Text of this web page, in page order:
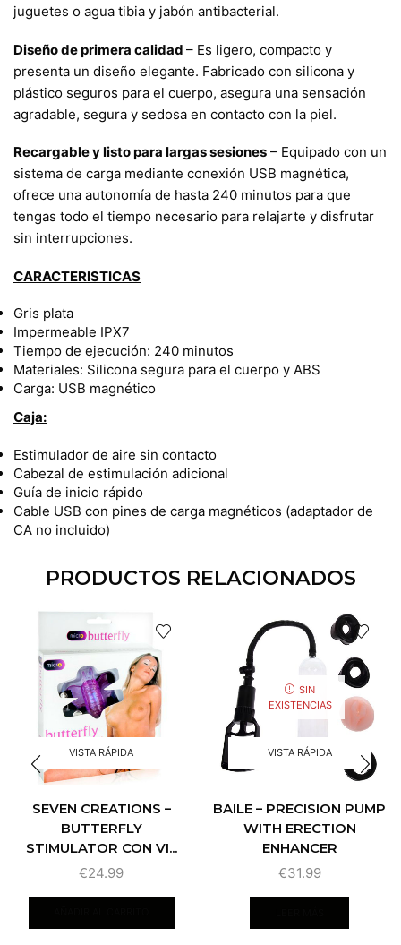
juguetes o agua tibia y jabón antibacterial.
Diseño de primera calidad – Es ligero, compacto y
presenta un diseño elegante. Fabricado con silicona y
plástico seguros para el cuerpo, asegura una sensación
agradable, segura y sedosa en contacto con la piel.
Recargable y listo para largas sesiones – Equipado con un
sistema de carga mediante conexión USB magnética,
ofrece una autonomía de hasta 240 minutos para que
tengas todo el tiempo necesario para relajarte y disfrutar
sin interrupciones.
CARACTERISTICAS
Gris plata
Impermeable IPX7
Tiempo de ejecución: 240 minutos
Materiales: Silicona segura para el cuerpo y ABS
Carga: USB magnético
Caja:
Estimulador de aire sin contacto
Cabezal de estimulación adicional
Guía de inicio rápido
Cable USB con pines de carga magnéticos (adaptador de
CA no incluido)
PRODUCTOS RELACIONADOS
VISTA RÁPIDA
SEVEN CREATIONS –
BUTTERFLY
STIMULATOR CON VI...
€24.99
SIN
EXISTENCIAS
VISTA RÁPIDA
BAILE – PRECISION PUMP
WITH ERECTION
ENHANCER
€31.99